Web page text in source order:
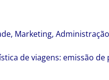
Marketing,
de viagens: emissão